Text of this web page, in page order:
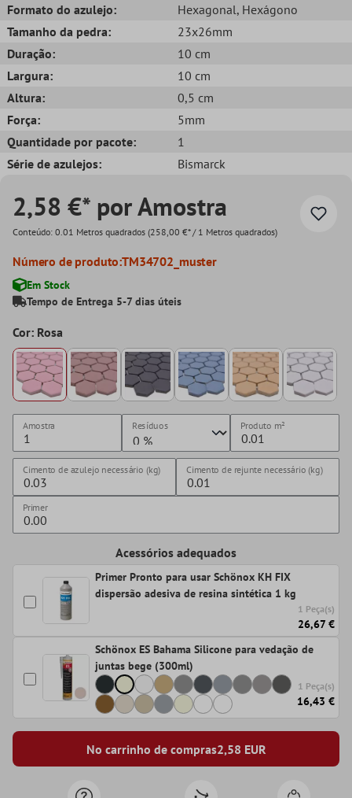
Formato do azulejo:
Hexagonal, Hexágono
Tamanho da pedra:
23x26mm
Duração:
10 cm
Largura:
10 cm
Altura:
0,5 cm
Força:
5mm
Quantidade por pacote:
1
Série de azulejos:
Bismarck
2,58 €* por Amostra
Conteúdo: 0.01 Metros quadrados (258,00 €* / 1 Metros quadrados)
Número de produto:TM34702_muster
Em Stock
Tempo de Entrega 5-7 dias úteis
Cor: Rosa
Amostra Resíduos Produto m²
Cimento de azulejo necessário (kg) Cimento de rejunte necessário (kg)
Primer
Acessórios adequados
Primer Pronto para usar Schönox KH FIX
dispersão adesiva de resina sintética 1 kg
1 Peça(s)
26,67 €
Schönox ES Bahama Silicone para vedação de
juntas bege (300ml)
1 Peça(s)
16,43 €
No carrinho de compras2,58 EUR